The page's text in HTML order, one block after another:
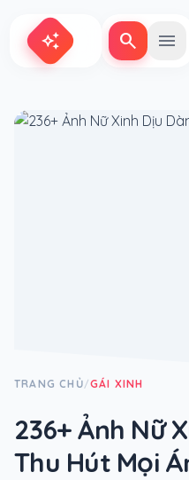
auto_awesome search menu
TRANG CHỦ/GÁI XINH
236+ Ảnh Nữ
Thu Hút Mọi